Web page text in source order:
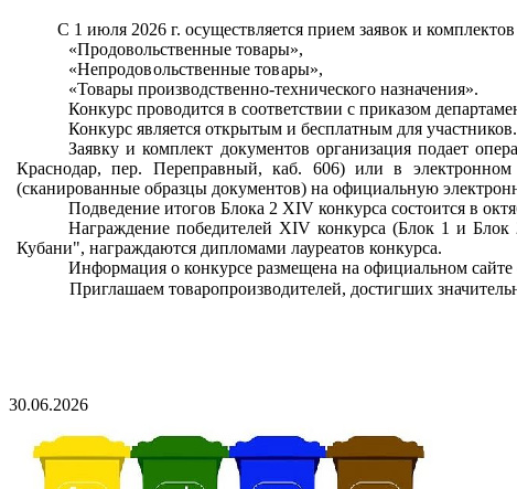
С 1 июля 2026 г. осуществляется прием заявок и
«Продовольственные товары»,
«Непродовольственные товары»,
«Товары производственно-технического назначения».
Конкурс проводится в соответствии с приказом
Конкурс является открытым и бесплатным для участников.
Заявку и комплект документов организация подает
Краснодар, пер. Переправный, каб. 606) или в
(сканированные образцы документов) на официальную
Подведение итогов Блока 2 XIVконкурса состоится в
Награждение победителей XIVконкурса (Блок 1 и Блок
Кубани", награждаются дипломами лауреатов конкурса.
Информация о конкурсе размещена на официальном сайте
Приглашаем товаропроизводителей, достигших
30.06.2026